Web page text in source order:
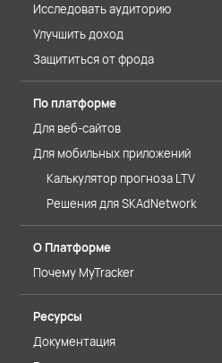
Исследовать аудиторию
Улучшить доход
Защититься от фрода
По платформе
Для веб-сайтов
Для мобильных приложений
Калькулятор прогноза LTV
Решения для SKAdNetwork
О Платформе
Почему MyTracker
Ресурсы
Документация